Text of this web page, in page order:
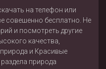
на телефон или
совешенно бесплатно. Не
и посмотреть другие
качества,
и Красивые
раздела природа